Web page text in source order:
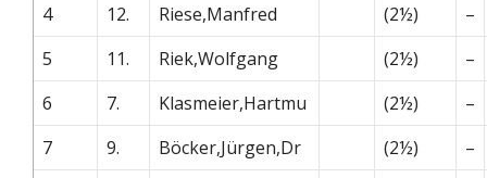
4
12. Riese,Manfred (2½)
–
5
11. Riek,Wolfgang (2½)
–
6
7. Klasmeier,Hartmu (2½)
–
7
9. Böcker,Jürgen,Dr (2½)
–